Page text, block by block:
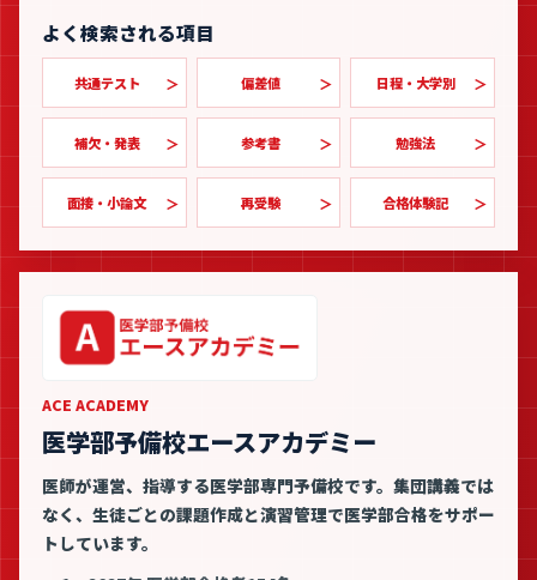
よく検索される項目
共通テスト 偏差値 日程・大学別
補欠・発表 参考書 勉強法
面接・小論文 再受験 合格体験記
ACE ACADEMY
医学部予備校エースアカデミー
医師が運営、指導する医学部専門予備校です。集団講義では
なく、生徒ごとの課題作成と演習管理で医学部合格をサポー
トしています。